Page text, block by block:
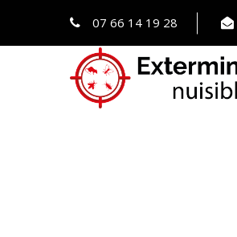
07 66 14 19 28